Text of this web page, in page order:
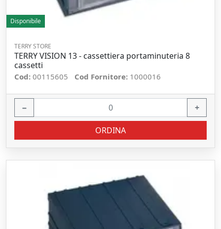
Disponibile
TERRY STORE
TERRY VISION 13 - cassettiera portaminuteria 8
cassetti
Cod: 00115605 Cod Fornitore: 1000016
− +
ORDINA